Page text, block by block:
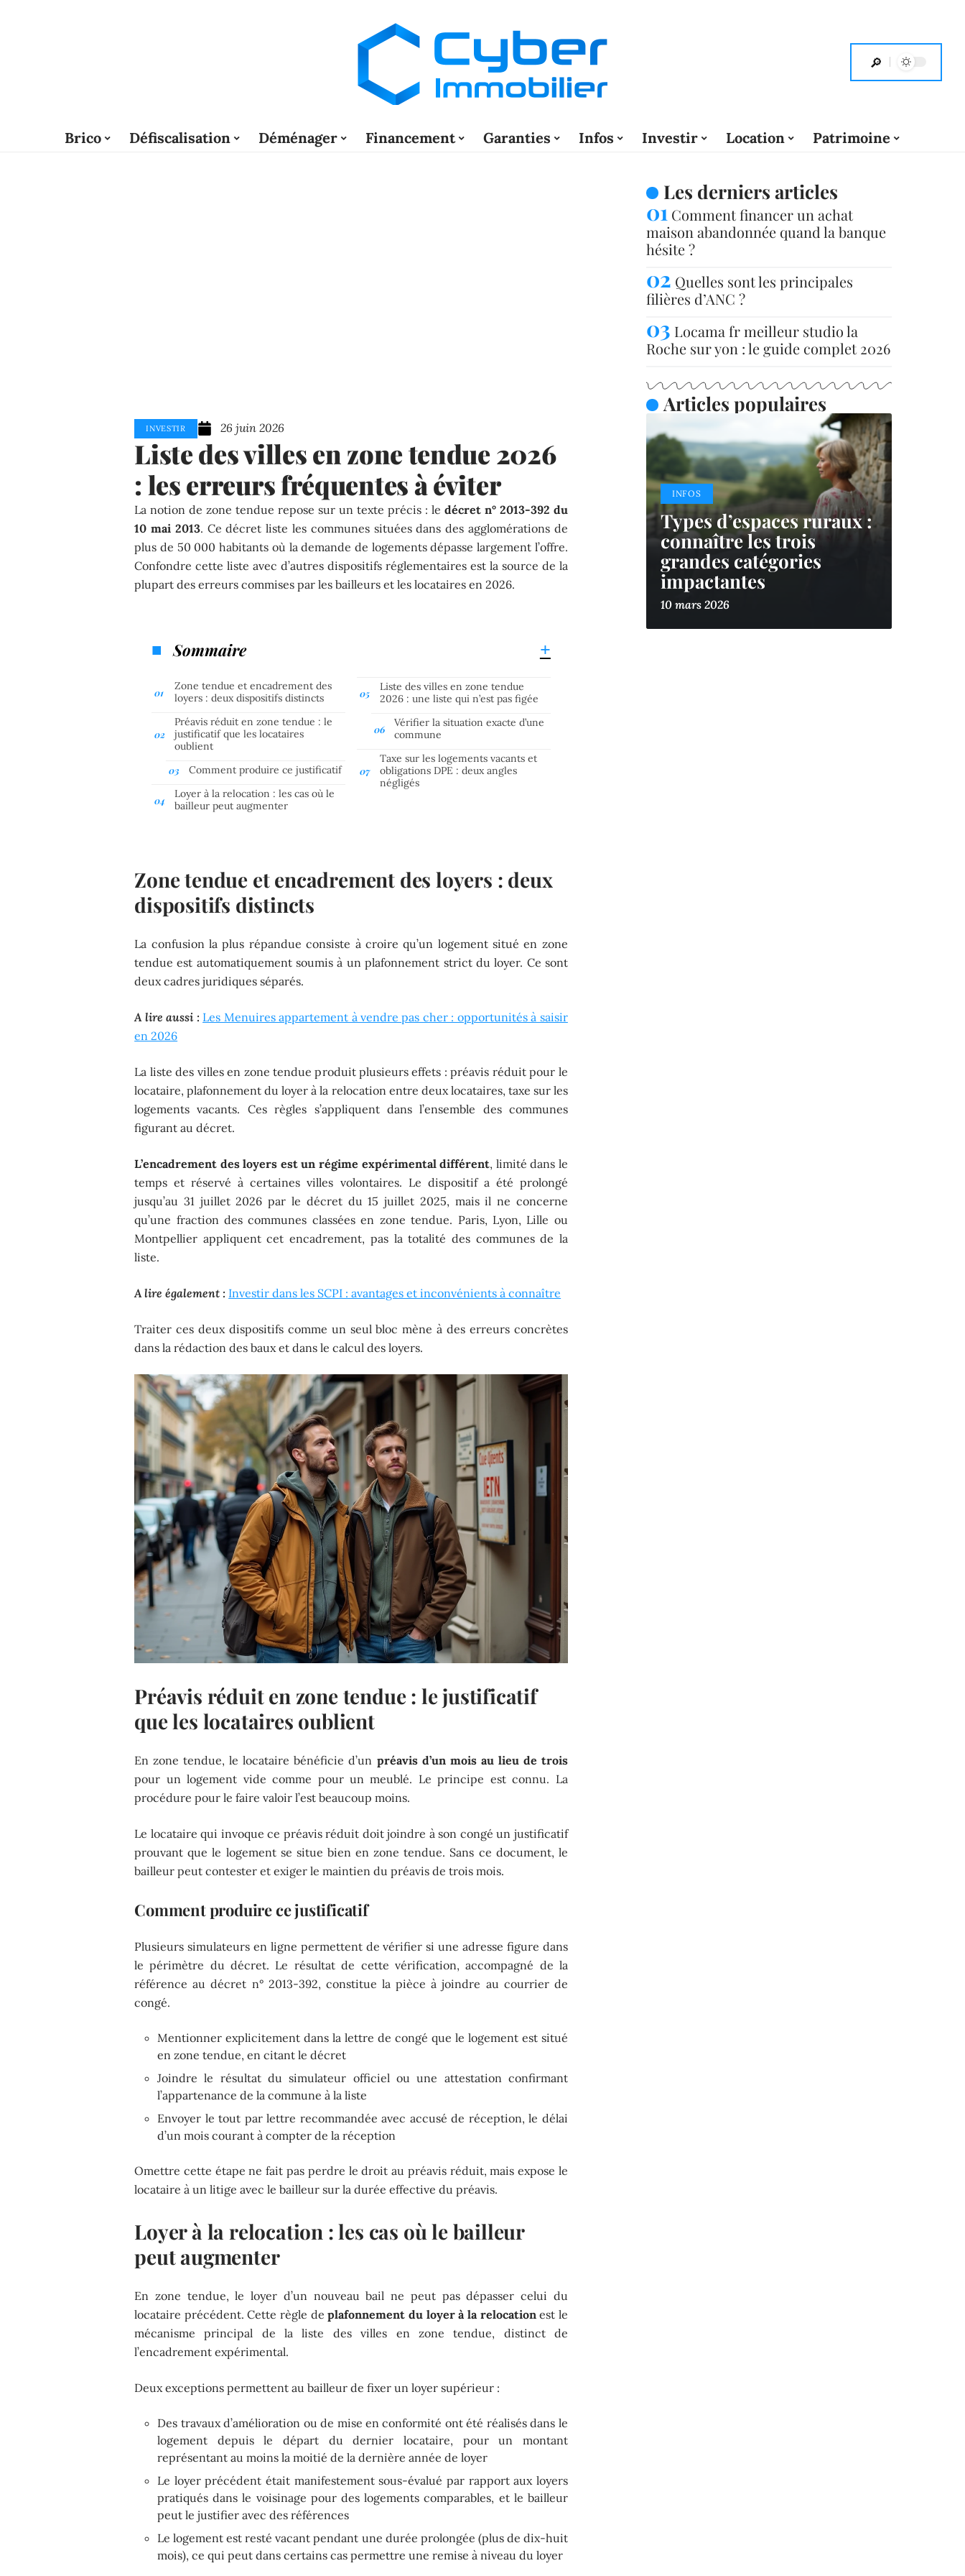
Brico Défiscalisation Déménager Financement Garanties Infos Investir Location Patrimoine
INVESTIR 26 juin 2026
Liste des villes en zone tendue 2026
: les erreurs fréquentes à éviter
La notion de zone tendue repose sur un texte précis : le décret n° 2013-392 du
10 mai 2013. Ce décret liste les communes situées dans des agglomérations de
plus de 50 000 habitants où la demande de logements dépasse largement l’offre.
Confondre cette liste avec d’autres dispositifs réglementaires est la source de la
plupart des erreurs commises par les bailleurs et les locataires en 2026.
Sommaire
Zone tendue et encadrement des
loyers : deux dispositifs distincts
Préavis réduit en zone tendue : le
justificatif que les locataires
oublient
Comment produire ce justificatif
Loyer à la relocation : les cas où le
bailleur peut augmenter
Liste des villes en zone tendue
2026 : une liste qui n’est pas figée
Vérifier la situation exacte d’une
commune
Taxe sur les logements vacants et
obligations DPE : deux angles
négligés
Zone tendue et encadrement des loyers : deux
dispositifs distincts
La confusion la plus répandue consiste à croire qu’un logement situé en zone
tendue est automatiquement soumis à un plafonnement strict du loyer. Ce sont
deux cadres juridiques séparés.
A lire aussi : Les Menuires appartement à vendre pas cher : opportunités à saisir
en 2026
La liste des villes en zone tendue produit plusieurs effets : préavis réduit pour le
locataire, plafonnement du loyer à la relocation entre deux locataires, taxe sur les
logements vacants. Ces règles s’appliquent dans l’ensemble des communes
figurant au décret.
L’encadrement des loyers est un régime expérimental différent, limité dans le
temps et réservé à certaines villes volontaires. Le dispositif a été prolongé
jusqu’au 31 juillet 2026 par le décret du 15 juillet 2025, mais il ne concerne
qu’une fraction des communes classées en zone tendue. Paris, Lyon, Lille ou
Montpellier appliquent cet encadrement, pas la totalité des communes de la
liste.
A lire également : Investir dans les SCPI : avantages et inconvénients à connaître
Traiter ces deux dispositifs comme un seul bloc mène à des erreurs concrètes
dans la rédaction des baux et dans le calcul des loyers.
Préavis réduit en zone tendue : le justificatif
que les locataires oublient
En zone tendue, le locataire bénéficie d’un préavis d’un mois au lieu de trois
pour un logement vide comme pour un meublé. Le principe est connu. La
procédure pour le faire valoir l’est beaucoup moins.
Le locataire qui invoque ce préavis réduit doit joindre à son congé un justificatif
prouvant que le logement se situe bien en zone tendue. Sans ce document, le
bailleur peut contester et exiger le maintien du préavis de trois mois.
Comment produire ce justificatif
Plusieurs simulateurs en ligne permettent de vérifier si une adresse figure dans
le périmètre du décret. Le résultat de cette vérification, accompagné de la
référence au décret n° 2013-392, constitue la pièce à joindre au courrier de
congé.
Mentionner explicitement dans la lettre de congé que le logement est situé
en zone tendue, en citant le décret
Joindre le résultat du simulateur officiel ou une attestation confirmant
l’appartenance de la commune à la liste
Envoyer le tout par lettre recommandée avec accusé de réception, le délai
d’un mois courant à compter de la réception
Omettre cette étape ne fait pas perdre le droit au préavis réduit, mais expose le
locataire à un litige avec le bailleur sur la durée effective du préavis.
Loyer à la relocation : les cas où le bailleur
peut augmenter
En zone tendue, le loyer d’un nouveau bail ne peut pas dépasser celui du
locataire précédent. Cette règle deplafonnement du loyer à la relocationest le
mécanisme principal de la liste des villes en zone tendue, distinct de
l’encadrement expérimental.
Deux exceptions permettent au bailleur de fixer un loyer supérieur :
Des travaux d’amélioration ou de mise en conformité ont été réalisés dans le
logement depuis le départ du dernier locataire, pour un montant
représentant au moins la moitié de la dernière année de loyer
Le loyer précédent était manifestement sous-évalué par rapport aux loyers
pratiqués dans le voisinage pour des logements comparables, et le bailleur
peut le justifier avec des références
Le logement est resté vacant pendant une durée prolongée (plus de dix-huit
mois), ce qui peut dans certains cas permettre une remise à niveau du loyer
Les derniers articles
Comment financer un achat
maison abandonnée quand la banque
hésite ?
Quelles sont les principales
filières d’ANC ?
Locama fr meilleur studio la
Roche sur yon : le guide complet 2026
Articles populaires
INFOS
Types d’espaces ruraux :
connaître les trois
grandes catégories
impactantes
10 mars 2026